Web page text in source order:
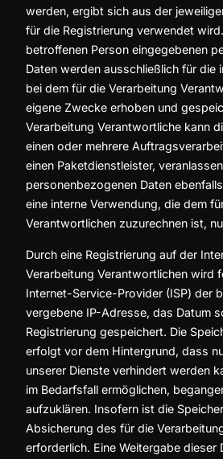
werden, ergibt sich aus der
für die Registrierung verwendet
betroffenen Person eingegebenen
Daten werden ausschließlich für die
bei dem für die Verarbeitung
eigene Zwecke erhoben und
Verarbeitung Verantwortliche kann
einen oder mehrere
einen Paketdienstleister,
personenbezogenen Daten
eine interne Verwendung, die dem
Verantwortlichen zuzurechnen ist,
Durch eine Registrierung auf der
Verarbeitung Verantwortlichen wird
Internet-Service-Provider (ISP) der
vergebene IP-Adresse, das Datum
Registrierung gespeichert. Die
erfolgt vor dem Hintergrund, dass
unserer Dienste verhindert werden
im Bedarfsfall ermöglichen,
aufzuklären. Insofern ist die
Absicherung des für die
erforderlich. Eine Weitergabe dieser